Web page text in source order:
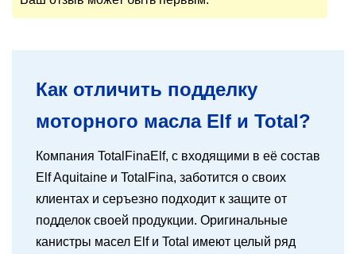
Как отличить подделку
моторного масла Elf и Total?
Компания TotalFinaElf, с входящими в её состав
Elf Aquitaine и TotalFina, заботится о своих
клиентах и серъезно подходит к защите от
подделок своей продукции. Оригинальные
канистры масел Elf и Total имеют целый ряд